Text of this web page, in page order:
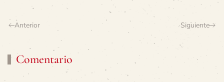
Anterior Siguiente
Comentario